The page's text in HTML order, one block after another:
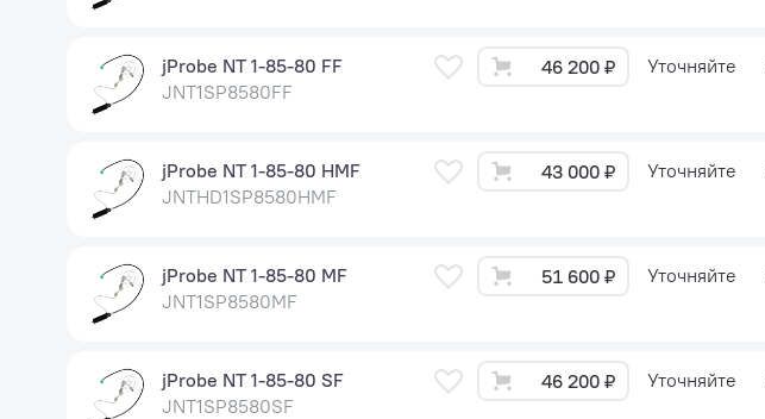
jProbe NT 1-85-80 FF
JNT1SP8580FF
46 200 ₽ Уточняйте
jProbe NT 1-85-80 HMF
JNTHD1SP8580HMF
43 000 ₽ Уточняйте
jProbe NT 1-85-80 MF
JNT1SP8580MF
51 600 ₽ Уточняйте
jProbe NT 1-85-80 SF
JNT1SP8580SF
46 200 ₽ Уточняйте